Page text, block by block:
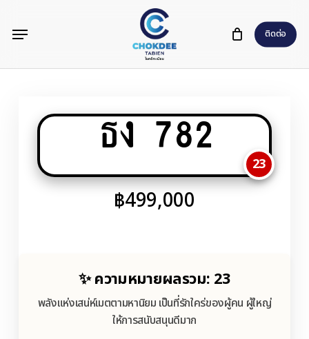
content
ติดต่อ
Menu
ธง 782
23
฿499,000
✨ ความหมายผลรวม: 23
พลังแห่งเสน่ห์เมตตามหานิยม เป็นที่รักใคร่ของผู้คน ผู้ใหญ่
ให้การสนับสนุนดีมาก